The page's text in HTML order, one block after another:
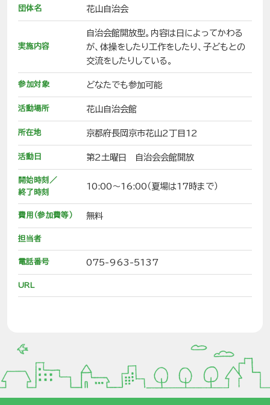
団体名 花山自治会
実施内容
自治会館開放型。内容は日によってかわる
が、体操をしたり工作をしたり、子どもとの
交流をしたりしている。
参加対象 どなたでも参加可能
活動場所 花山自治会館
所在地 京都府長岡京市花山2丁目12
活動日 第2土曜日 自治会会館開放
開始時刻／
終了時刻
10:00～16:00（夏場は17時まで）
費用（参加費等） 無料
担当者
電話番号 075-963-5137
URL